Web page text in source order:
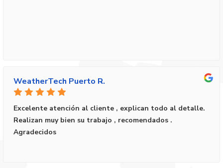
WeatherTech Puerto R.
Excelente atención al cliente , explican todo al detalle.
Realizan muy bien su trabajo , recomendados .
Agradecidos